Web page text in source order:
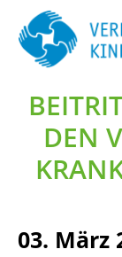
DEN
03. März